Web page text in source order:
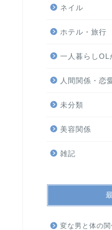
ネイル
ホテル・旅行
一人暮らしOL
人間関係・恋
未分類
美容関係
雑記
変な男と体の